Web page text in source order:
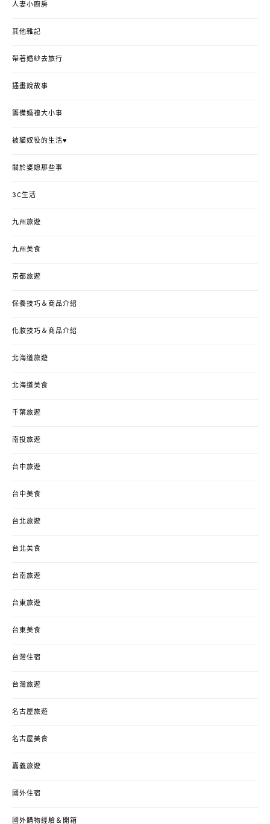
人妻小廚房
其他雜記
帶著婚紗去旅行
插畫說故事
籌備婚禮大小事
被貓奴役的生活♥
關於婆媳那些事
3C生活
九州旅遊
九州美食
京都旅遊
保養技巧＆商品介紹
化妝技巧＆商品介紹
北海道旅遊
北海道美食
千葉旅遊
南投旅遊
台中旅遊
台中美食
台北旅遊
台北美食
台南旅遊
台東旅遊
台東美食
台灣住宿
台灣旅遊
名古屋旅遊
名古屋美食
嘉義旅遊
國外住宿
國外購物經驗＆開箱